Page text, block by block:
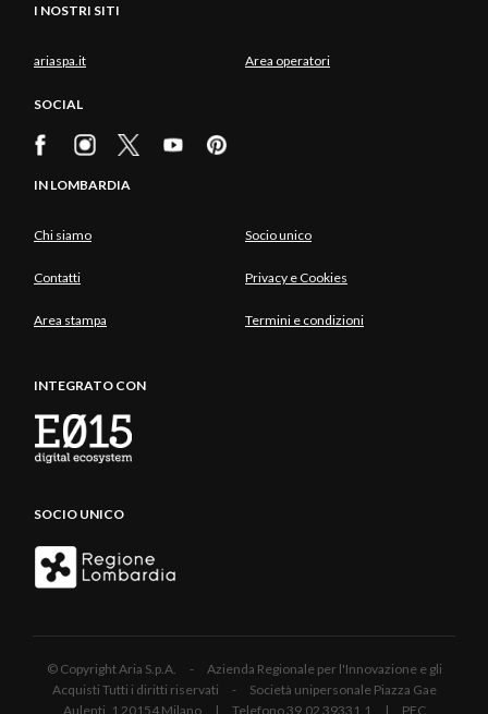
I NOSTRI SITI
ariaspa.it Area operatori
SOCIAL
IN LOMBARDIA
Chi siamo Socio unico
Contatti Privacy e Cookies
Area stampa Termini e condizioni
INTEGRATO CON
SOCIO UNICO
© Copyright Aria S.p.A. - Azienda Regionale per l'Innovazione e gli
Acquisti Tutti i diritti riservati - Società unipersonale Piazza Gae
Aulenti, 1 20154 Milano | Telefono 39.02 39331.1 | PEC